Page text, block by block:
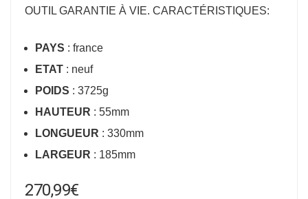
OUTIL GARANTIE À VIE. CARACTÉRISTIQUES:
PAYS : france
ETAT : neuf
POIDS : 3725g
HAUTEUR : 55mm
LONGUEUR : 330mm
LARGEUR : 185mm
270,99€